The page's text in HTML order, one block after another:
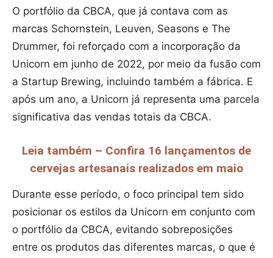
O portfólio da CBCA, que já contava com as
marcas Schornstein, Leuven, Seasons e The
Drummer, foi reforçado com a incorporação da
Unicorn em junho de 2022, por meio da fusão com
a Startup Brewing, incluindo também a fábrica. E
após um ano, a Unicorn já representa uma parcela
significativa das vendas totais da CBCA.
Leia também – Confira 16 lançamentos de
cervejas artesanais realizados em maio
Durante esse período, o foco principal tem sido
posicionar os estilos da Unicorn em conjunto com
o portfólio da CBCA, evitando sobreposições
entre os produtos das diferentes marcas, o que é